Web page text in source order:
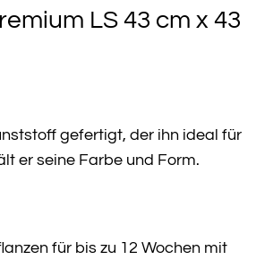
LS 43 cm x 43
gefertigt, der ihn ideal für
er seine Farbe und Form.
für bis zu 12 Wochen mit